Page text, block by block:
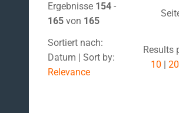
Ergebnisse 154-
165von 165
Sortiert nach:
Datum | Sort by:
Relevance
Results
10 | 20